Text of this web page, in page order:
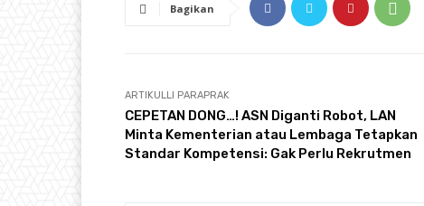
Bagikan
ARTIKULLI PARAPRAK
CEPETAN DONG…! ASN Diganti Robot, LAN
Minta Kementerian atau Lembaga Tetapkan
Standar Kompetensi: Gak Perlu Rekrutmen